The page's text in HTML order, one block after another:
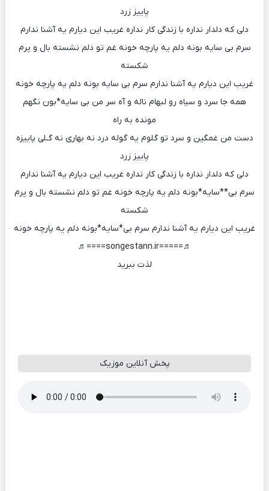
پاییز زرد
دلی که دلدار نداره با زندگی کار نداره غریب این دیارم یه آشنا ندارم
سرم بی سایه بونه دلم یه پارچه خونه غم تو دلم نشسته بال و پرم
شکسته
غریب این دیارم یه آشنا ندارم سرم بی سایه بونه دلم یه پارچه خونه
همه جا سرد و سیاه رو لبهام ناله و آه سر من بی سایه*بون نگهم
مونده به راه
دست من غمگین و سرد تو گلوم یه گوله درد نه بهاری نه گـلی پاییزه
پاییز زرد
دلی که دلدار نداره با زندگی کار نداره غریب این دیارم یه آشنا ندارم
سرم بی**سایه*بونه دلم یه پارچه خونه غم تو دلم نشسته بال و پرم
شکسته
غریب این دیارم یه آشنا ندارم سرم بی*سایه*بونه دلم یه پارچه خونه
♬=====songestann.ir====♬
لذت ببرید
پخش آنلاین موزیک